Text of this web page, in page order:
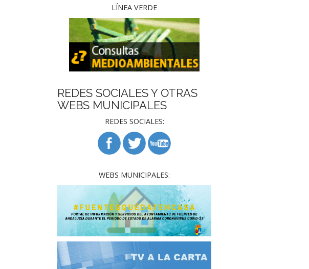
LÍNEA VERDE
REDES SOCIALES Y OTRAS
WEBS MUNICIPALES
REDES SOCIALES:
WEBS MUNICIPALES: